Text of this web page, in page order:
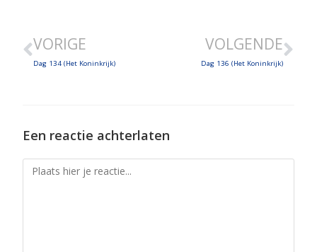
VORIGE
Dag 134 (Het Koninkrijk)
VOLGENDE
Dag 136 (Het Koninkrijk)
Een reactie achterlaten